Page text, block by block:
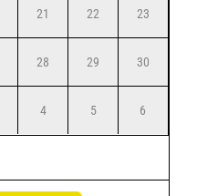
21 22 23
28 29 30
4 5 6